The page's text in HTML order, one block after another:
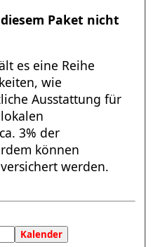
Paket nicht
es eine Reihe
wie
Ausstattung für
3% der
können
werden.